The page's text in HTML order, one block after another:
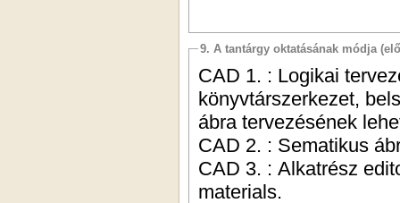
9. A tantárgy oktatásának módja
CAD 1. : Logikai
könyvtárszerkezet,
ábra tervezésének
CAD 2. : Sematikus
CAD 3. : Alkatrész
materials.